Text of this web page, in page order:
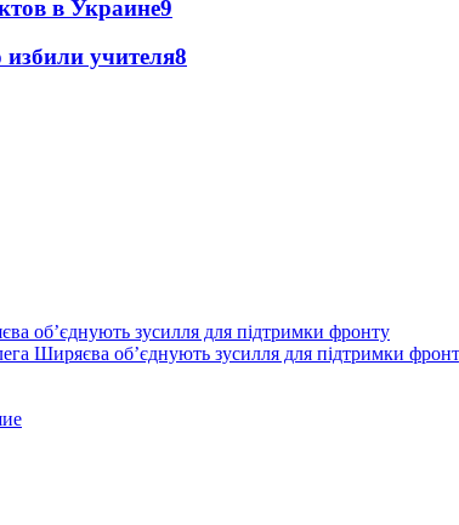
в Украине9
учителя8
Ширяєва об’єднують зусилля для підтримки